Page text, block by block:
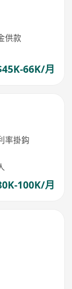
供款
66K/月
率掛鈎
100K/月